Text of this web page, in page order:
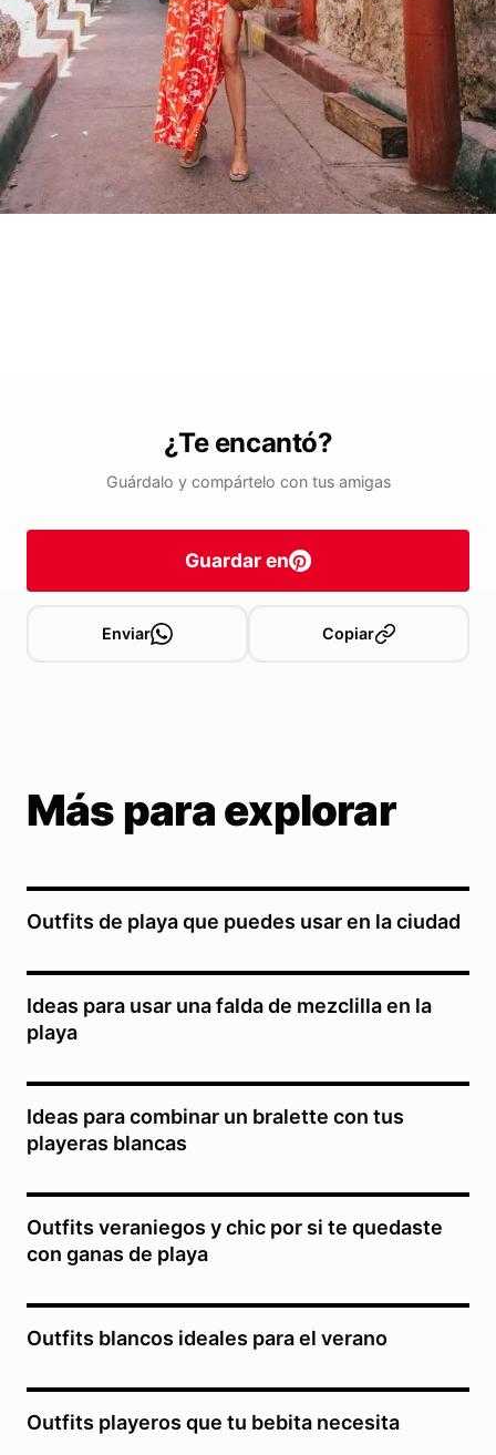
¿Te encantó?
Guárdalo y compártelo con tus amigas
Guardar en
Enviar Copiar
Más para explorar
Outfits de playa que puedes usar en la ciudad
Ideas para usar una falda de mezclilla en la
playa
Ideas para combinar un bralette con tus
playeras blancas
Outfits veraniegos y chic por si te quedaste
con ganas de playa
Outfits blancos ideales para el verano
Outfits playeros que tu bebita necesita